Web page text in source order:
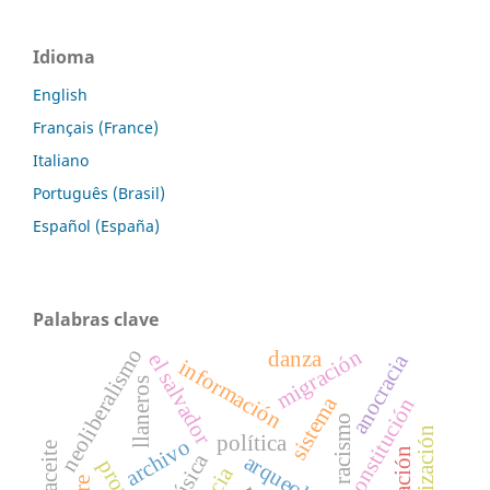
Idioma
English
Français (France)
Italiano
Português (Brasil)
Español (España)
Palabras clave
archivo políticasistema
el salvador constitución
información
neoliberalismo racismo
migraciónanocracia
danza
llaneros